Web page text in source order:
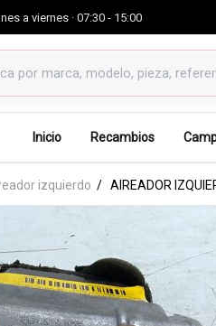
a viernes · 07:30 - 15:00
productos
Inicio Recambios
izquierdo AIREADOR